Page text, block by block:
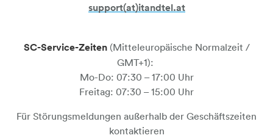
support(at)itandtel.at
SC-Service-Zeiten(Mitteleuropäische Normalzeit /
GMT+1):
Mo-Do: 07:30 – 17:00 Uhr
Freitag: 07:30 – 15:00 Uhr
Für Störungsmeldungen außerhalb der Geschäftszeiten
kontaktieren